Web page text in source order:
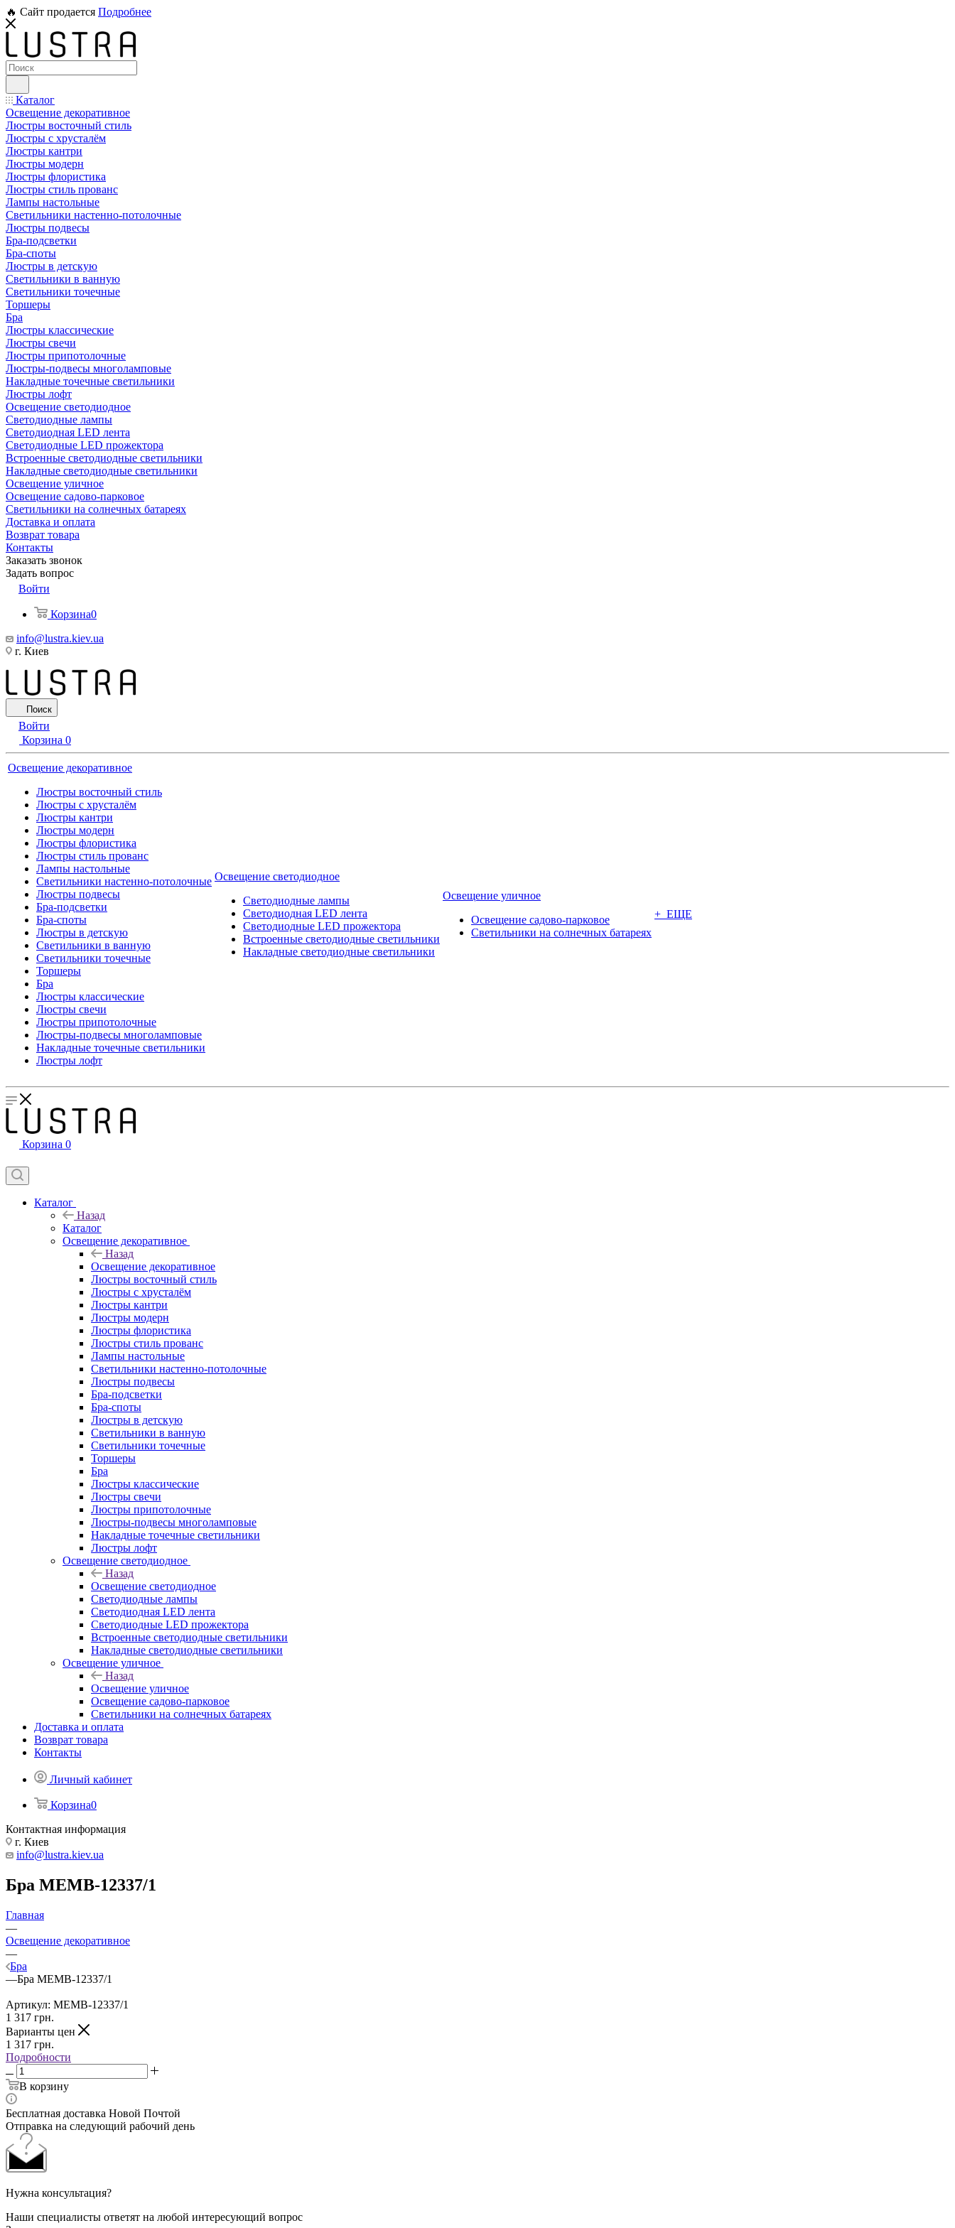
🔥 Сайт продается Подробнее
Каталог
Освещение декоративное
Люстры восточный стиль
Люстры с хрусталём
Люстры кантри
Люстры модерн
Люстры флористика
Люстры стиль прованс
Лампы настольные
Светильники настенно-потолочные
Люстры подвесы
Бра-подсветки
Бра-споты
Люстры в детскую
Светильники в ванную
Светильники точечные
Торшеры
Бра
Люстры классические
Люстры свечи
Люстры припотолочные
Люстры-подвесы многоламповые
Накладные точечные светильники
Люстры лофт
Освещение светодиодное
Светодиодные лампы
Светодиодная LED лента
Светодиодные LED прожектора
Встроенные светодиодные светильники
Накладные светодиодные светильники
Освещение уличное
Освещение садово-парковое
Светильники на солнечных батареях
Доставка и оплата
Возврат товара
Контакты
Заказать звонок
Задать вопрос
Войти
Корзина0
info@lustra.kiev.ua
г. Киев
Поиск
Войти
Корзина 0
Освещение декоративное
Люстры восточный стиль
Люстры с хрусталём
Люстры кантри
Люстры модерн
Люстры флористика
Люстры стиль прованс
Лампы настольные
Светильники настенно-потолочные
Люстры подвесы
Бра-подсветки
Бра-споты
Люстры в детскую
Светильники в ванную
Светильники точечные
Торшеры
Бра
Люстры классические
Люстры свечи
Люстры припотолочные
Люстры-подвесы многоламповые
Накладные точечные светильники
Люстры лофт
Освещение светодиодное
Светодиодные лампы
Светодиодная LED лента
Светодиодные LED прожектора
Встроенные светодиодные светильники
Накладные светодиодные светильники
Освещение уличное
Освещение садово-парковое
Светильники на солнечных батареях
+ ЕЩЕ
Корзина 0
Каталог
Назад
Каталог
Освещение декоративное
Назад
Освещение декоративное
Люстры восточный стиль
Люстры с хрусталём
Люстры кантри
Люстры модерн
Люстры флористика
Люстры стиль прованс
Лампы настольные
Светильники настенно-потолочные
Люстры подвесы
Бра-подсветки
Бра-споты
Люстры в детскую
Светильники в ванную
Светильники точечные
Торшеры
Бра
Люстры классические
Люстры свечи
Люстры припотолочные
Люстры-подвесы многоламповые
Накладные точечные светильники
Люстры лофт
Освещение светодиодное
Назад
Освещение светодиодное
Светодиодные лампы
Светодиодная LED лента
Светодиодные LED прожектора
Встроенные светодиодные светильники
Накладные светодиодные светильники
Освещение уличное
Назад
Освещение уличное
Освещение садово-парковое
Светильники на солнечных батареях
Доставка и оплата
Возврат товара
Контакты
Личный кабинет
Корзина0
Контактная информация
г. Киев
info@lustra.kiev.ua
Бра MEMB-12337/1
Главная
—
Освещение декоративное
—
Бра
—Бра MEMB-12337/1
Артикул: MEMB-12337/1
1 317 грн.
Варианты цен
1 317 грн.
Подробности
В корзину
Бесплатная доставка Новой Почтой
Отправка на следующий рабочий день
Нужна консультация?
Наши специалисты ответят на любой интересующий вопрос